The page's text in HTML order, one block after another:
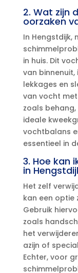
2.​ Wat zijn
oorzaken
In Hengstdijk,
in huis.​ Dit
van
lekkages en
van vocht
zoals
ideale
vochtbalans
essentieel in
3.​ Hoe kan
in
Het zelf
kan een optie
Gebruik
zoals
het
azijn of
Echter, voor